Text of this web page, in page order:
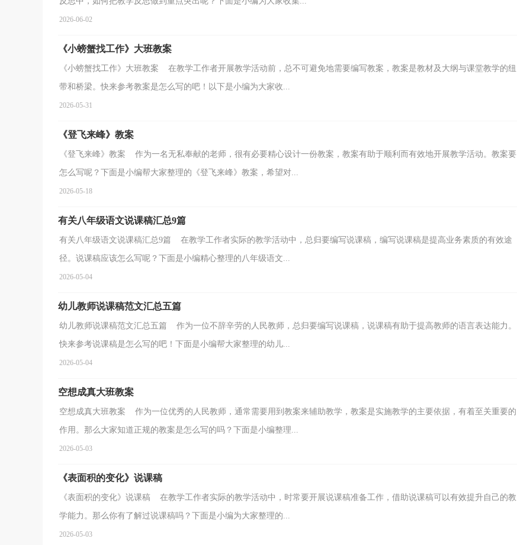
2026-06-02
《小螃蟹找工作》大班教案
《小螃蟹找工作》大班教案 在教学工作者开展教学活动前，总不可避免地需要编写教案，教案是教材及大纲与课堂教学的纽
带和桥梁。快来参考教案是怎么写的吧！以下是小编为大家收...
2026-05-31
《登飞来峰》教案
《登飞来峰》教案 作为一名无私奉献的老师，很有必要精心设计一份教案，教案有助于顺利而有效地开展教学活动。教案要
怎么写呢？下面是小编帮大家整理的《登飞来峰》教案，希望对...
2026-05-18
有关八年级语文说课稿汇总9篇
有关八年级语文说课稿汇总9篇 在教学工作者实际的教学活动中，总归要编写说课稿，编写说课稿是提高业务素质的有效途
径。说课稿应该怎么写呢？下面是小编精心整理的八年级语文...
2026-05-04
幼儿教师说课稿范文汇总五篇
幼儿教师说课稿范文汇总五篇 作为一位不辞辛劳的人民教师，总归要编写说课稿，说课稿有助于提高教师的语言表达能力。
快来参考说课稿是怎么写的吧！下面是小编帮大家整理的幼儿...
2026-05-04
空想成真大班教案
空想成真大班教案 作为一位优秀的人民教师，通常需要用到教案来辅助教学，教案是实施教学的主要依据，有着至关重要的
作用。那么大家知道正规的教案是怎么写的吗？下面是小编整理...
2026-05-03
《表面积的变化》说课稿
《表面积的变化》说课稿 在教学工作者实际的教学活动中，时常要开展说课稿准备工作，借助说课稿可以有效提升自己的教
学能力。那么你有了解过说课稿吗？下面是小编为大家整理的...
2026-05-03